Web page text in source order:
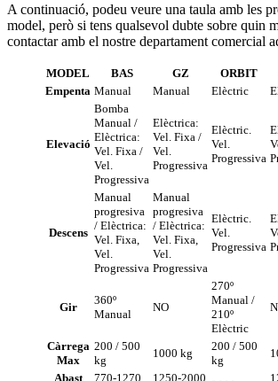
A continuació, podeu veure una taula amb les
model, però si tens qualsevol dubte sobre quin
contactar amb el nostre departament comercial
MODEL BAS GZ ORBIT
Empenta Manual Manual Elèctric
Elevació
Bomba
Manual /
Elèctrica:
Vel. Fixa /
Vel.
Progressiva
Elèctrica:
Vel. Fixa /
Vel.
Progressiva
Elèctric.
Vel.
Progressiva
Descens
Manual
progresiva
/ Elèctrica:
Vel. Fixa,
Vel.
Progressiva
Manual
progresiva
/ Elèctrica:
Vel. Fixa,
Vel.
Progressiva
Elèctric.
Vel.
Progressiva
Gir
360º
Manual
NO
270º
Manual /
210º
Elèctric
Càrrega
Max
200 / 500
kg
1000 kg
200 / 500
kg
Abast
770-1270
1250-2000